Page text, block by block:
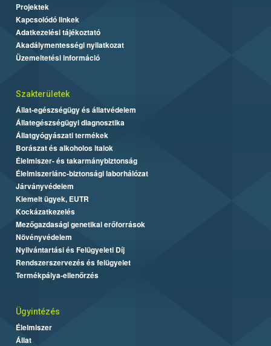
Projektek
Kapcsolódó linkek
Adatkezelési tájékoztató
Akadálymentességi nyilatkozat
Üzemeltetési információ
Szakterületek
Állat-egészségügy és állatvédelem
Állategészségügyi diagnosztika
Állatgyógyászati termékek
Borászat és alkoholos italok
Élelmiszer- és takarmánybiztonság
Élelmiszerlánc-biztonsági laborhálózat
Járványvédelem
Kiemelt ügyek, EUTR
Kockázatkezelés
Mezőgazdasági genetikai erőforrások
Növényvédelem
Nyilvántartási és Felügyeleti Díj
Rendszerszervezés és felügyelet
Termékpálya-ellenőrzés
Ügyintézés
Élelmiszer
Állat